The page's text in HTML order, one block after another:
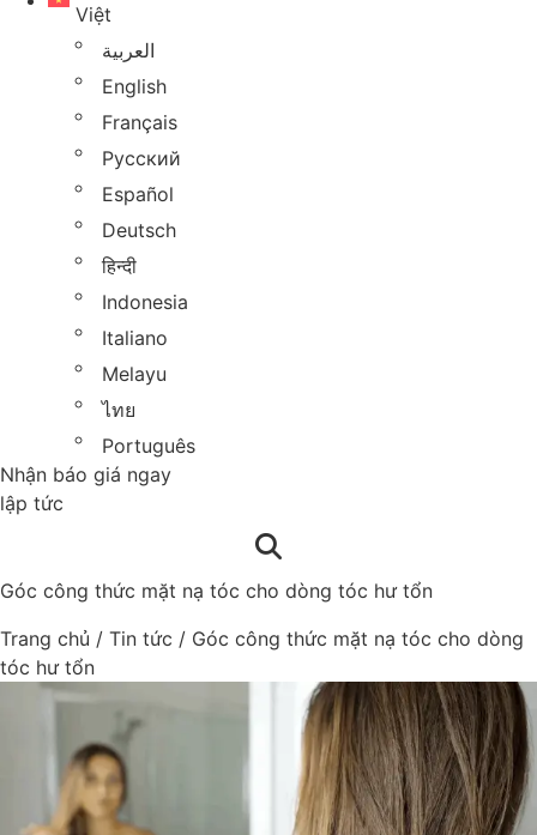
Việt
العربية
English
Français
Русский
Español
Deutsch
हिन्दी
Indonesia
Italiano
Melayu
ไทย
Português
Nhận báo giá ngay
lập tức
Góc công thức mặt nạ tóc cho dòng tóc hư tổn
Trang chủ / Tin tức / Góc công thức mặt nạ tóc cho dòng
tóc hư tổn